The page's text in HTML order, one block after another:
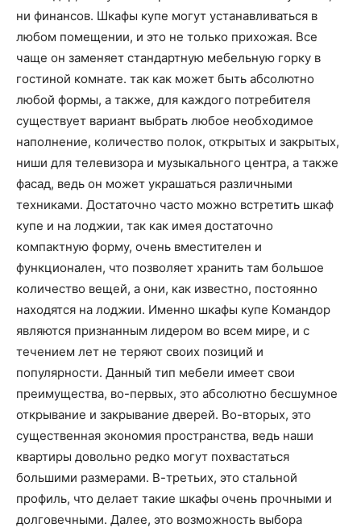
ни финансов. Шкафы купе могут устанавливаться в
любом помещении, и это не только прихожая. Все
чаще он заменяет стандартную мебельную горку в
гостиной комнате. так как может быть абсолютно
любой формы, а также, для каждого потребителя
существует вариант выбрать любое необходимое
наполнение, количество полок, открытых и закрытых,
ниши для телевизора и музыкального центра, а также
фасад, ведь он может украшаться различными
техниками. Достаточно часто можно встретить шкаф
купе и на лоджии, так как имея достаточно
компактную форму, очень вместителен и
функционален, что позволяет хранить там большое
количество вещей, а они, как известно, постоянно
находятся на лоджии. Именно шкафы купе Командор
являются признанным лидером во всем мире, и с
течением лет не теряют своих позиций и
популярности. Данный тип мебели имеет свои
преимущества, во-первых, это абсолютно бесшумное
открывание и закрывание дверей. Во-вторых, это
существенная экономия пространства, ведь наши
квартиры довольно редко могут похвастаться
большими размерами. В-третьих, это стальной
профиль, что делает такие шкафы очень прочными и
долговечными. Далее, это возможность выбора